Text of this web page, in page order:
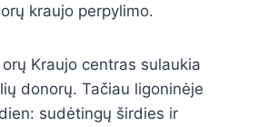
kraujo perpylimo.
Kraujo centras sulaukia
donorų. Tačiau ligoninėje
sudėtingų širdies ir